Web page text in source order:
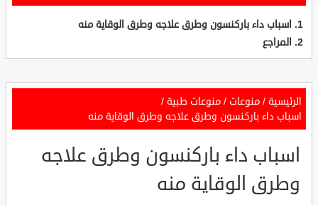
اسباب داء باركنسون وطرق علاجه وطرق الوقاية منه
المراجع
الرئيسية / منوعات / منوعات طبية /
اسباب داء باركنسون وطرق علاجه وطرق الوقاية منه
اسباب داء باركنسون وطرق علاجه
وطرق الوقاية منه